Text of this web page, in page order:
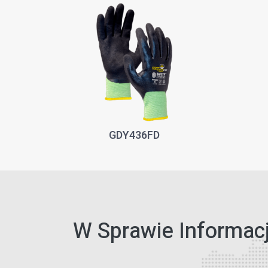
GDY436FD
W Sprawie